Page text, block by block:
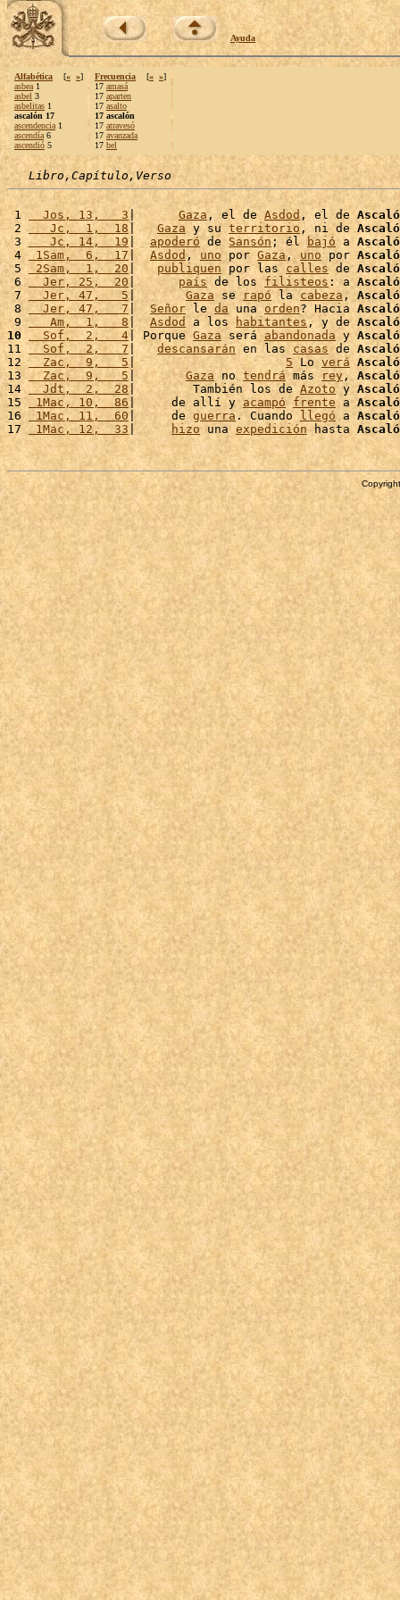
Ayuda
Alfabética [« »]
asbea 1
asbel 3
asbelitas 1
ascalón 17
ascendencia 1
ascendía 6
ascendió 5
Frecuencia [« »]
17 amasá
17 aparten
17 asalto
17 ascalón
17 atravesó
17 avanzada
17 bel
Libro,Capítulo,Verso
1
  Jos, 13,   3
| Gaza, el de Asdod, el de
2
   Jc,  1,  18
| Gaza y su territorio , ni de
3
   Jc, 14,  19
| apoderó de Sansón ; él bajó a
4
1Sam,  6,  17| Asdod, uno por Gaza, uno por
5
2Sam,  1,  20 | publiquen por las calles de
6
  Jer, 25,  20
| país de los filisteos : a
7
  Jer, 47,   5
| Gaza se rapó la cabeza ,
8
  Jer, 47,   7
| Señor le da una orden? Hacia
9
   Am,  1,   8
| Asdod a los habitantes, y de
10
  Sof,  2,   4
| Porque Gaza será abandonada y
11
  Sof,  2,   7
| descansarán en las casas de
12
  Zac,  9,   5
| 5 Lo verá
13
  Zac,  9,   5
| Gaza no tendrá más rey,
14
  Jdt,  2,  28
|        También los de Azoto y
15 1Mac, 10,  86|     de allí y acampó frente a
16
1Mac, 11,  60|     de guerra. Cuando llegó a
17 1Mac, 12,  33 | hizo una expedición hasta